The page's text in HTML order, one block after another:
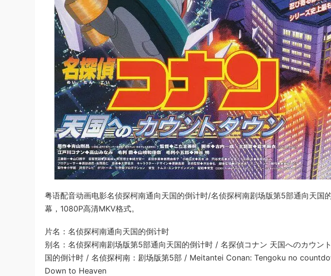
粤语配音动画电影名侦探柯南通向天国的倒计时/名侦探柯南剧场版第5部通向天国
幕，1080P高清MKV格式。
片名：名侦探柯南通向天国的倒计时
别名：名侦探柯南剧场版第5部通向天国的倒计时 / 名探偵コナン 天国へのカウン
国的倒计时 / 名侦探柯南：剧场版第5部 / Meitantei Conan: Tengoku no
Down to Heaven